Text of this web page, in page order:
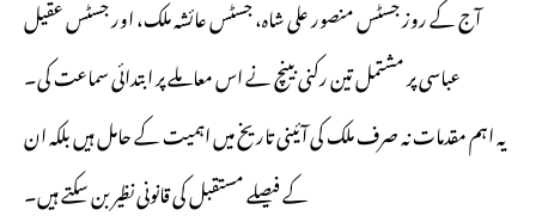
آج کے روز جسٹس منصور علی شاہ، جسٹس عائشہ ملک، اور جسٹس عقیل
عباسی پر مشتمل تین رکنی بینچ نے اس معاملے پر ابتدائی سماعت کی۔
یہ اہم مقدمات نہ صرف ملک کی آئینی تاریخ میں اہمیت کے حامل ہیں بلکہ ان
کے فیصلے مستقبل کی قانونی نظیر بن سکتے ہیں۔